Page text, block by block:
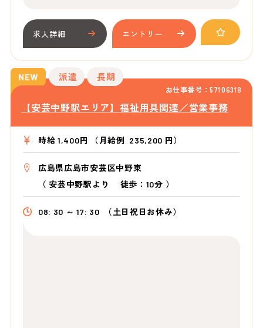
求人詳細 エントリー
お仕事番号：57106318
派遣 長期
【安芸中野駅エリア】福祉用具関連／営業事務
時給 1,400円 （月給例 235,200 円）
広島県広島市安芸区中野東
（ 安芸中野駅より 徒歩：10分 ）
08: 30 ～ 17: 30 （土日祝日お休み）